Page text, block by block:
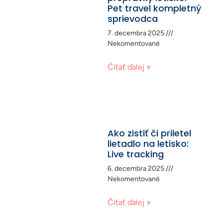
Pet travel kompletný
sprievodca
7. decembra 2025
Nekomentované
Čítať ďalej »
Ako zistiť či priletel
lietadlo na letisko:
Live tracking
6. decembra 2025
Nekomentované
Čítať ďalej »